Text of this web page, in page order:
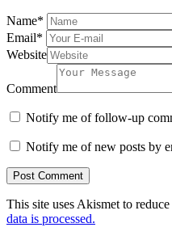
Name*
Email*
Website
Comment
Notify me of follow-up
Notify me of new posts by
This site uses Akismet to reduce
data is processed.